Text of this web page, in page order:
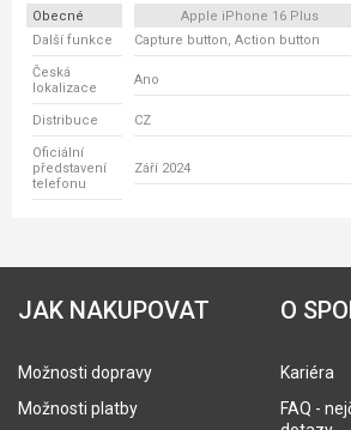
Obecné Apple iPhone 16 Plus
Další funkce
Capture button, Action button
Česká
lokalizace
Ano
Distribuce CZ
Oficiální
představení
telefonu
Září 2024
JAK NAKUPOVAT
Možnosti dopravy
Možnosti platby
O
Kariéra
FAQ -